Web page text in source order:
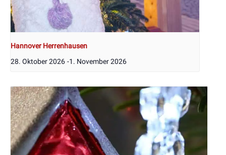
Hannover Herrenhausen
28. Oktober 2026 -1. November 2026